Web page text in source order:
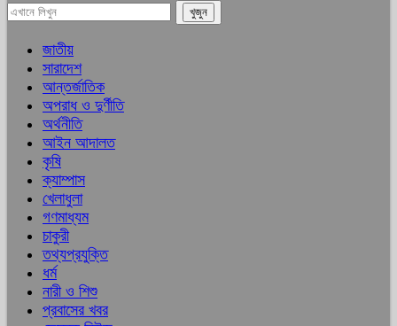
জাতীয়
সারাদেশ
আন্তর্জাতিক
অপরাধ ও দুর্ণীতি
অর্থনীতি
আইন আদালত
কৃষি
ক্যাম্পাস
খেলাধুলা
গণমাধ্যম
চাকুরী
তথ্যপ্রযুক্তি
ধর্ম
নারী ও শিশু
প্রবাসের খবর